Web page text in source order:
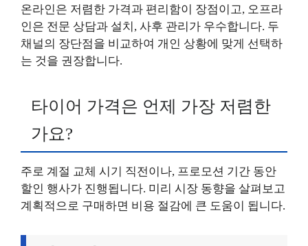
온라인은 저렴한 가격과 편리함이 장점이고, 오프라
인은 전문 상담과 설치, 사후 관리가 우수합니다. 두
채널의 장단점을 비교하여 개인 상황에 맞게 선택하
는 것을 권장합니다.
타이어 가격은 언제 가장 저렴한
가요?
주로 계절 교체 시기 직전이나, 프로모션 기간 동안
할인 행사가 진행됩니다. 미리 시장 동향을 살펴보고
계획적으로 구매하면 비용 절감에 큰 도움이 됩니다.